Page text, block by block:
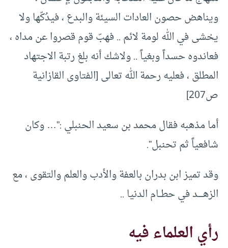
ويناهض حصون العادات السيئة والبدع ، فيدُكّها ولا
يخشى في الله لومة لائم .. فهبّ قوم قصروا عن مداه ،
فعاندوه حسداً وبغياً .. ولاشك أنه بلغ رتبة الاجتهاد
المطلق ، فعليه رحمة الله تعالى [الفتاوى القازانية
ص207]
أما مذهبه فقال محمد بن سعيد الحنبلي :”… وكان
شافعياً ثم تحنبل”.
وقد تميز ابن بدران بالعفة والأدب والعلم والتقوى ، مع
الزهـــــد في حطــام الدنيا ..
رأي العلماء فيه